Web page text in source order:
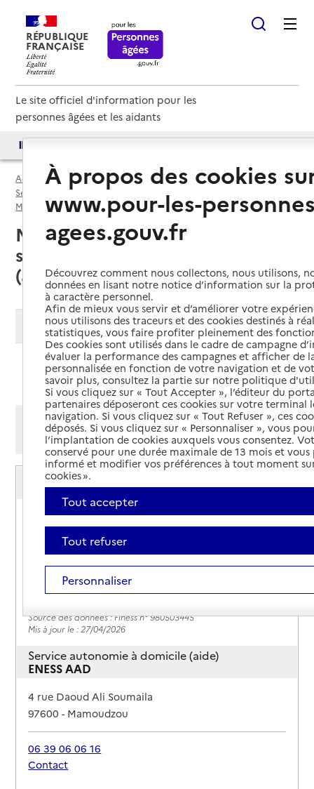
RÉPUBLIQUE
FRANÇAISE
Le site officiel d'information pour les
personnes âgées et les aidants
Accueil
Espace annuaire
Services autonomie à domicile (aide) par département
Mayotte (976)
Service autonomie à domicile (aide)
Mamoudzou (97600) : liste des 6
services autonomie à domicile
(aide)
Modifier ma recherche
Ajouter cette recherche aux favoris
Afficher les résultats par:
Mode liste
Mode carte
Service autonomie à domicile (aide)
Cotezot Services
Adresse
ZI NEL - Bâtiment Cote Kaprim ZI Kawéni
97600-Mamoudzou
06 92 29 40 40
Contact
Source des données : Finess n° 980503445
Mis à jour le : 27/04/2026
Service autonomie à domicile (aide)
ENESS AAD
Adresse
4 rue Daoud Ali Soumaila
97600-Mamoudzou
06 39 06 06 16
Contact
À propos des cookies
www.pour-les-
agees.gouv.fr
Découvrez comment nous collectons, nous utilisons,
données en lisant notre notice d’information sur la
à caractère personnel.
Afin de mieux vous servir et d’améliorer votre
nous utilisons des traceurs et des cookies destinés à
statistiques, vous faire profiter pleinement des
Des cookies sont utilisés dans le cadre de campagne
évaluer la performance des campagnes et afficher de
personnalisée en fonction de votre navigation et de
savoir plus, consultez la partie sur notre politique
Si vous cliquez sur « Tout Accepter », l’éditeur du
partenaires déposeront ces cookies sur votre terminal
navigation. Si vous cliquez sur « Tout Refuser », ces
déposés. Si vous cliquez sur « Personnaliser », vous
l’implantation de cookies auxquels vous consentez.
conservé pour une durée maximale de 13 mois et
informé et modifier vos préférences à tout moment
cookies ».
Tout accepter
Tout refuser
Personnaliser